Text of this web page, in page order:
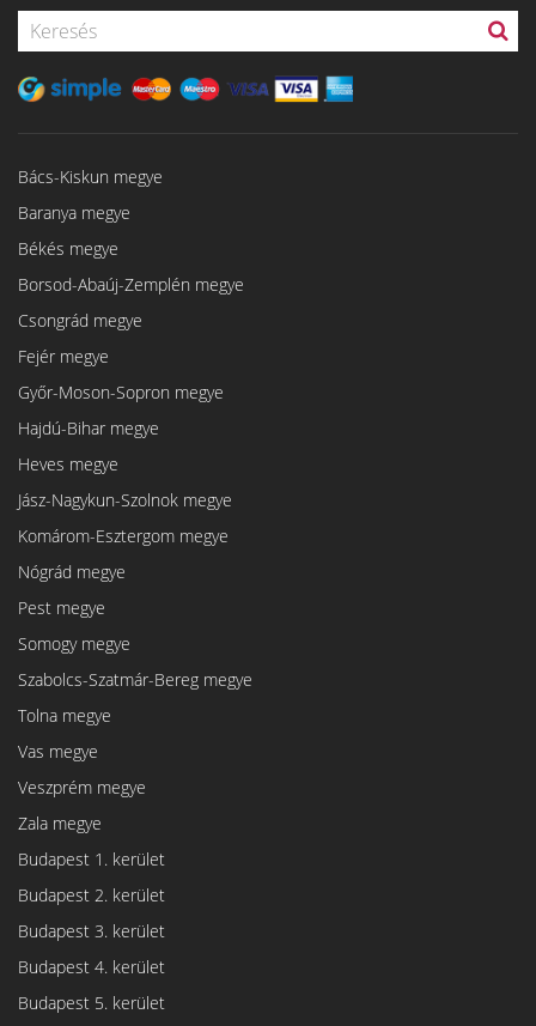
Bács-Kiskun megye
Baranya megye
Békés megye
Borsod-Abaúj-Zemplén megye
Csongrád megye
Fejér megye
Győr-Moson-Sopron megye
Hajdú-Bihar megye
Heves megye
Jász-Nagykun-Szolnok megye
Komárom-Esztergom megye
Nógrád megye
Pest megye
Somogy megye
Szabolcs-Szatmár-Bereg megye
Tolna megye
Vas megye
Veszprém megye
Zala megye
Budapest 1. kerület
Budapest 2. kerület
Budapest 3. kerület
Budapest 4. kerület
Budapest 5. kerület